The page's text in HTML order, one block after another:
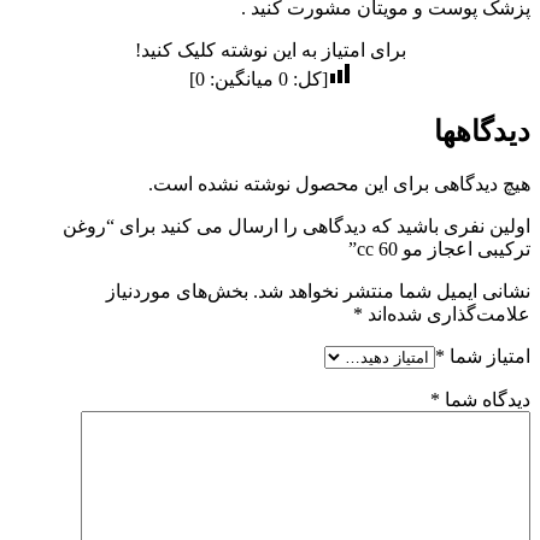
پزشک پوست و مویتان مشورت کنید .
برای امتیاز به این نوشته کلیک کنید!
[کل:0 میانگین:0
]
دیدگاهها
هیچ دیدگاهی برای این محصول نوشته نشده است.
اولین نفری باشید که دیدگاهی را ارسال می کنید برای “روغن
ترکیبی اعجاز مو 60 cc”
نشانی ایمیل شما منتشر نخواهد شد. بخش‌های موردنیاز
علامت‌گذاری شده‌اند *
امتیاز شما *
دیدگاه شما *